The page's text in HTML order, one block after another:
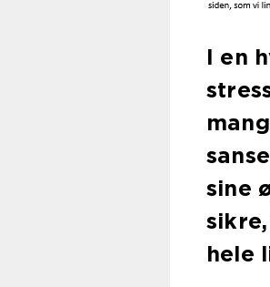
I en
sine
hele